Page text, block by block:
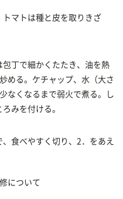
マトは種と皮を取りきざ
丁で細かくたたき、油を熱
める。ケチャップ、水（大さ
なくなるまで弱火で煮る。し
みを付ける。
食べやすく切り、2．をあえ
について